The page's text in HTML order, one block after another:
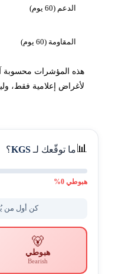
الدعم (60 يوم)
المقاومة (60 يوم)
هذه المؤشرات محسوبة
لأغراض إعلامية فقط،
📊ما توقّعك لـKGS؟
هبوطي0
%
كن أول من
🐻
هبوطي
Bearish